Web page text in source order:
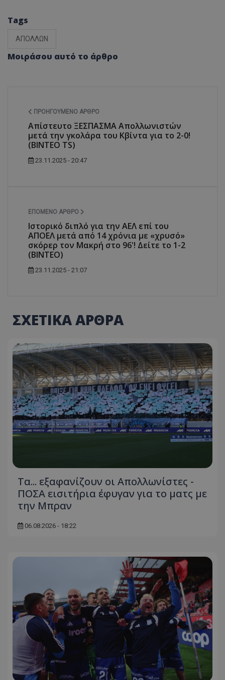
Tags
ΑΠΟΛΛΩΝ
Μοιράσου αυτό το άρθρο
ΠΡΟΗΓΟΎΜΕΝΟ ΆΡΘΡΟ
Απίστευτο ΞΕΣΠΑΣΜΑ Απολλωνιστών
μετά την γκολάρα του Κβίντα για το 2-0!
(ΒΙΝΤΕΟ TS)
23.11.2025 - 20:47
ΕΠΌΜΕΝΟ ΆΡΘΡΟ
Ιστορικό διπλό για την ΑΕΛ επί του
ΑΠΟΕΛ μετά από 14 χρόνια με «χρυσό»
σκόρερ τον Μακρή στο 96'! Δείτε το 1-2
(ΒΙΝΤΕΟ)
23.11.2025 - 21:07
ΣΧΕΤΙΚΑ ΑΡΘΡΑ
Τα... εξαφανίζουν οι Απολλωνίστες -
ΠΟΣΑ εισιτήρια έφυγαν για το ματς με
την Μπραν
06.08.2026 - 18:22